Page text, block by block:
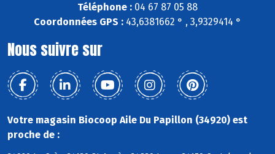
Téléphone : 04 67 87 05 88
Coordonnées GPS : 43,6381662 ° , 3,9329414 °
Nous suivre sur
Votre magasin Biocoop Aile Du Papillon (34920) est
proche de :